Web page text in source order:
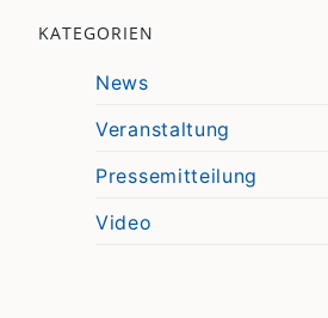
KATEGORIEN
News
Veranstaltung
Pressemitteilung
Video